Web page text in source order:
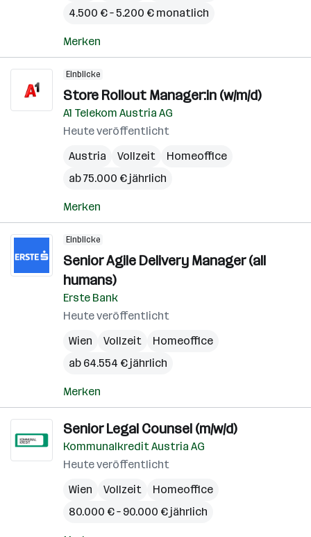
4.500 € – 5.200 € monatlich
Merken
Einblicke
Store Rollout Manager:in (w/m/d)
A1 Telekom Austria AG
Heute veröffentlicht
Austria
Vollzeit
Homeoffice
ab 75.000 € jährlich
Merken
Einblicke
Senior Agile Delivery Manager (all
humans)
Erste Bank
Heute veröffentlicht
Wien
Vollzeit
Homeoffice
ab 64.554 € jährlich
Merken
Senior Legal Counsel (m/w/d)
Kommunalkredit Austria AG
Heute veröffentlicht
Wien
Vollzeit
Homeoffice
80.000 € – 90.000 € jährlich